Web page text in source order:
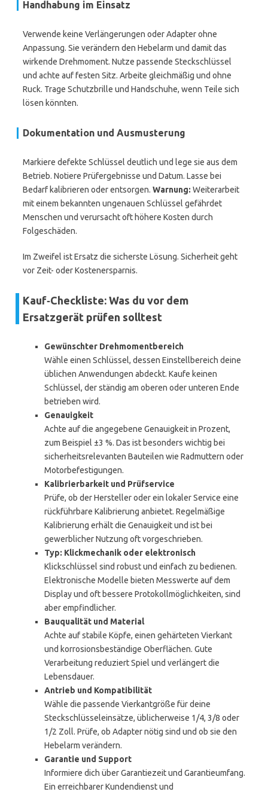
Handhabung im Einsatz
Verwende keine Verlängerungen oder Adapter ohne
Anpassung. Sie verändern den Hebelarm und damit das
wirkende Drehmoment. Nutze passende Steckschlüssel
und achte auf festen Sitz. Arbeite gleichmäßig und ohne
Ruck. Trage Schutzbrille und Handschuhe, wenn Teile sich
lösen könnten.
Dokumentation und Ausmusterung
Markiere defekte Schlüssel deutlich und lege sie aus dem
Betrieb. Notiere Prüfergebnisse und Datum. Lasse bei
Bedarf kalibrieren oder entsorgen. Warnung: Weiterarbeit
mit einem bekannten ungenauen Schlüssel gefährdet
Menschen und verursacht oft höhere Kosten durch
Folgeschäden.
Im Zweifel ist Ersatz die sicherste Lösung. Sicherheit geht
vor Zeit- oder Kostenersparnis.
Kauf‑Checkliste: Was du vor dem
Ersatzgerät prüfen solltest
Gewünschter Drehmomentbereich
Wähle einen Schlüssel, dessen Einstellbereich deine
üblichen Anwendungen abdeckt. Kaufe keinen
Schlüssel, der ständig am oberen oder unteren Ende
betrieben wird.
Genauigkeit
Achte auf die angegebene Genauigkeit in Prozent,
zum Beispiel ±3 %. Das ist besonders wichtig bei
sicherheitsrelevanten Bauteilen wie Radmuttern oder
Motorbefestigungen.
Kalibrierbarkeit und Prüfservice
Prüfe, ob der Hersteller oder ein lokaler Service eine
rückführbare Kalibrierung anbietet. Regelmäßige
Kalibrierung erhält die Genauigkeit und ist bei
gewerblicher Nutzung oft vorgeschrieben.
Typ: Klickmechanik oder elektronisch
Klickschlüssel sind robust und einfach zu bedienen.
Elektronische Modelle bieten Messwerte auf dem
Display und oft bessere Protokollmöglichkeiten, sind
aber empfindlicher.
Bauqualität und Material
Achte auf stabile Köpfe, einen gehärteten Vierkant
und korrosionsbeständige Oberflächen. Gute
Verarbeitung reduziert Spiel und verlängert die
Lebensdauer.
Antrieb und Kompatibilität
Wähle die passende Vierkantgröße für deine
Steckschlüsseleinsätze, üblicherweise 1/4, 3/8 oder
1/2 Zoll. Prüfe, ob Adapter nötig sind und ob sie den
Hebelarm verändern.
Garantie und Support
Informiere dich über Garantiezeit und Garantieumfang.
Ein erreichbarer Kundendienst und